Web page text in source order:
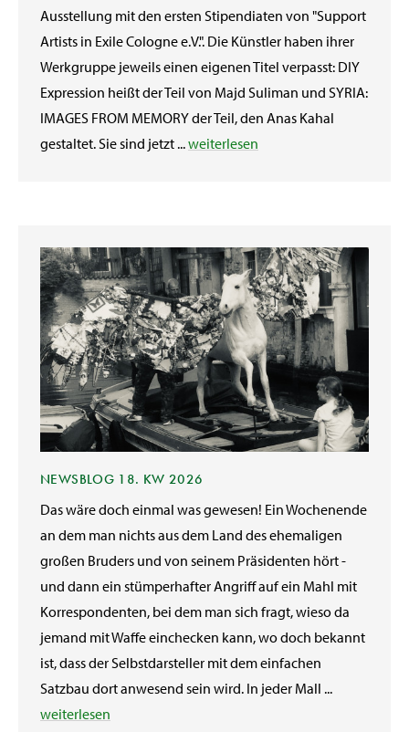
Ausstellung mit den ersten Stipendiaten von "Support
Artists in Exile Cologne e.V.". Die Künstler haben ihrer
Werkgruppe jeweils einen eigenen Titel verpasst: DIY
Expression heißt der Teil von Majd Suliman und SYRIA:
IMAGES FROM MEMORY der Teil, den Anas Kahal
gestaltet. Sie sind jetzt ...weiterlesen
NEWSBLOG 18. KW 2026
Das wäre doch einmal was gewesen! Ein Wochenende
an dem man nichts aus dem Land des ehemaligen
großen Bruders und von seinem Präsidenten hört -
und dann ein stümperhafter Angriff auf ein Mahl mit
Korrespondenten, bei dem man sich fragt, wieso da
jemand mit Waffe einchecken kann, wo doch bekannt
ist, dass der Selbstdarsteller mit dem einfachen
Satzbau dort anwesend sein wird. In jeder Mall ...
weiterlesen